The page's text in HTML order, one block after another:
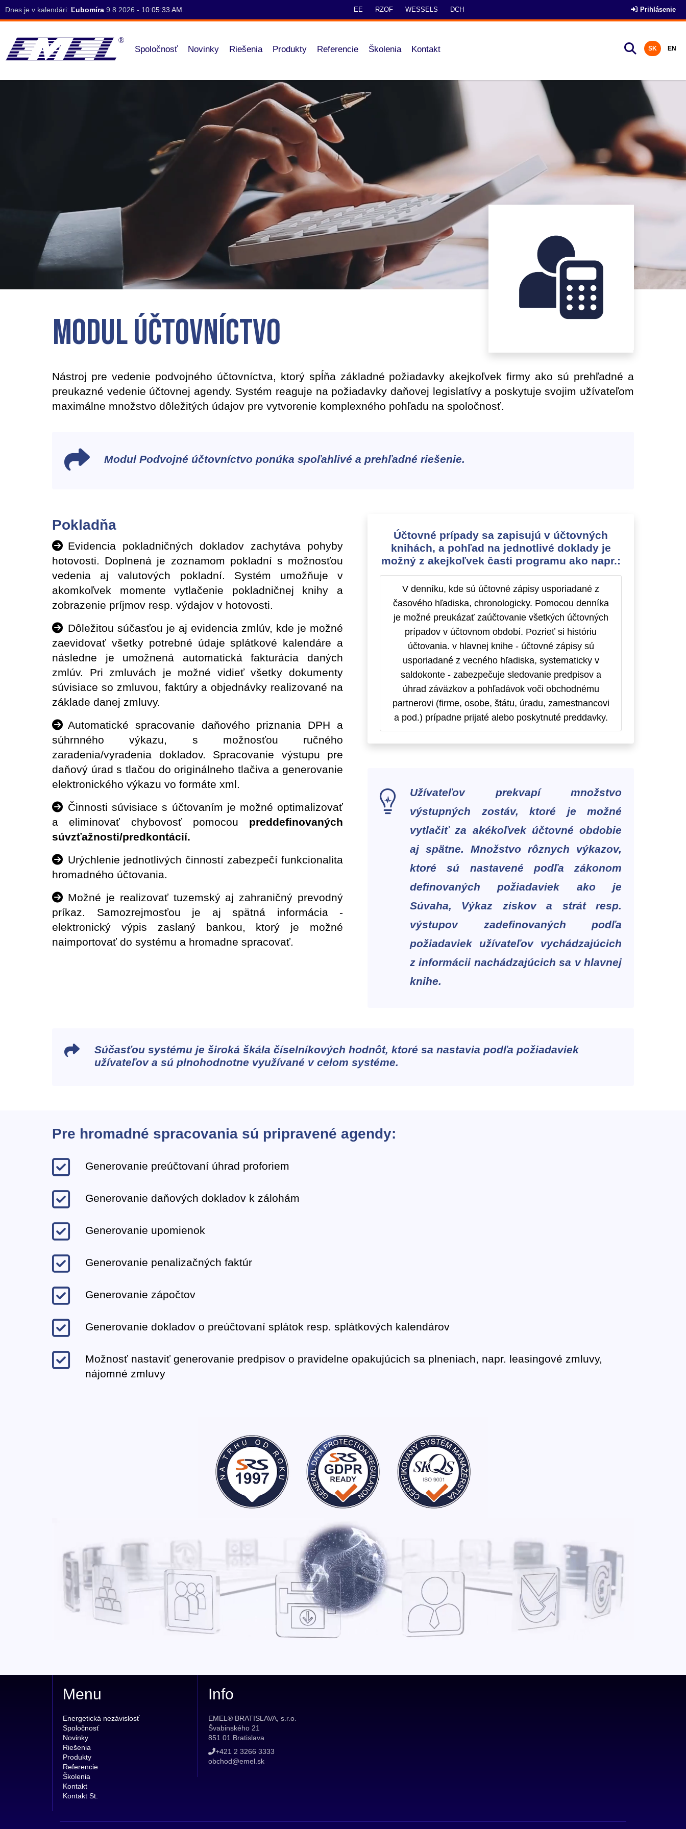
Dnes je v kalendári: Ľubomíra 9.8.2026 - 10:05:34 AM EE RZOF WESSELS DCH Prihlásenie
Spoločnosť Novinky Riešenia Produkty Referencie Školenia Kontakt SK EN
Modul Účtovníctvo
Nástroj pre vedenie podvojného účtovníctva, ktorý spĺňa základné požiadavky akejkoľvek firmy ako sú prehľadné a
preukazné vedenie účtovnej agendy. Systém reaguje na požiadavky daňovej legislatívy a poskytuje svojim užívateľom
maximálne množstvo dôležitých údajov pre vytvorenie komplexného pohľadu na spoločnosť.
Modul Podvojné účtovníctvo ponúka spoľahlivé a prehľadné riešenie.
Pokladňa
Evidencia pokladničných dokladov zachytáva pohyby
hotovosti. Doplnená je zoznamom pokladní s možnosťou
vedenia aj valutových pokladní. Systém umožňuje v
akomkoľvek momente vytlačenie pokladničnej knihy a
zobrazenie príjmov resp. výdajov v hotovosti.
Dôležitou súčasťou je aj evidencia zmlúv, kde je možné
zaevidovať všetky potrebné údaje splátkové kalendáre a
následne je umožnená automatická fakturácia daných
zmlúv. Pri zmluvách je možné vidieť všetky dokumenty
súvisiace so zmluvou, faktúry a objednávky realizované na
základe danej zmluvy.
Automatické spracovanie daňového priznania DPH a
súhrnného výkazu, s možnosťou ručného
zaradenia/vyradenia dokladov. Spracovanie výstupu pre
daňový úrad s tlačou do originálneho tlačiva a generovanie
elektronického výkazu vo formáte xml.
Činnosti súvisiace s účtovaním je možné optimalizovať
a eliminovať chybovosť pomocou preddefinovaných
súvzťažnosti/predkontácií.
Urýchlenie jednotlivých činností zabezpečí funkcionalita
hromadného účtovania.
Možné je realizovať tuzemský aj zahraničný prevodný
príkaz. Samozrejmosťou je aj spätná informácia -
elektronický výpis zaslaný bankou, ktorý je možné
naimportovať do systému a hromadne spracovať.
Účtovné prípady sa zapisujú v účtovných
knihách, a pohľad na jednotlivé doklady je
možný z akejkoľvek časti programu ako napr.:
V denníku, kde sú účtovné zápisy usporiadané z
časového hľadiska, chronologicky. Pomocou denníka
je možné preukázať zaúčtovanie všetkých účtovných
prípadov v účtovnom období. Pozrieť si históriu
účtovania. v hlavnej knihe - účtovné zápisy sú
usporiadané z vecného hľadiska, systematicky v
saldokonte - zabezpečuje sledovanie predpisov a
úhrad záväzkov a pohľadávok voči obchodnému
partnerovi (firme, osobe, štátu, úradu, zamestnancovi
a pod.) prípadne prijaté alebo poskytnuté preddavky.
Užívateľov prekvapí množstvo
výstupných zostáv, ktoré je možné
vytlačiť za akékoľvek účtovné obdobie
aj spätne. Množstvo rôznych výkazov,
ktoré sú nastavené podľa zákonom
definovaných požiadaviek ako je
Súvaha, Výkaz ziskov a strát resp.
výstupov zadefinovaných podľa
požiadaviek užívateľov vychádzajúcich
z informácii nachádzajúcich sa v hlavnej
knihe.
Súčasťou systému je široká škála číselníkových hodnôt, ktoré sa nastavia podľa požiadaviek
užívateľov a sú plnohodnotne využívané v celom systéme.
Pre hromadné spracovania sú pripravené agendy:
Generovanie preúčtovaní úhrad proforiem
Generovanie daňových dokladov k zálohám
Generovanie upomienok
Generovanie penalizačných faktúr
Generovanie zápočtov
Generovanie dokladov o preúčtovaní splátok resp. splátkových kalendárov
Možnosť nastaviť generovanie predpisov o pravidelne opakujúcich sa plneniach, napr. leasingové zmluvy,
nájomné zmluvy
Menu
Energetická nezávislosť
Spoločnosť
Novinky
Riešenia
Produkty
Referencie
Školenia
Kontakt
Kontakt St.
Info
EMEL® BRATISLAVA, s.r.o.
Švabinského 21
851 01 Bratislava
+421 2 3266 3333
obchod@emel.sk